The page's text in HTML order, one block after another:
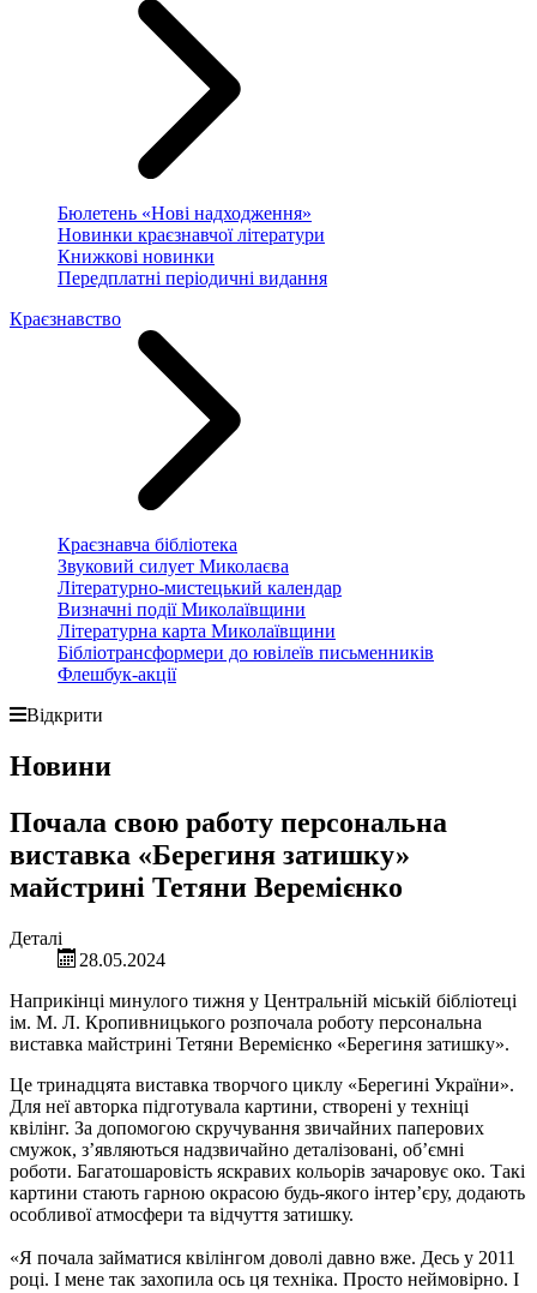
Бюлетень «Нові надходження»
Новинки краєзнавчої літератури
Книжкові новинки
Передплатні періодичні видання
Краєзнавство
Краєзнавча бібліотека
Звуковий силует Миколаєва
Літературно-мистецький календар
Визначні події Миколаївщини
Літературна карта Миколаївщини
Бібліотрансформери до ювілеїв письменників
Флешбук-акції
Відкрити
Новини
Почала свою работу персональна
виставка «Берегиня затишку»
майстрині Тетяни Веремієнко
Деталі
28.05.2024
Наприкінці минулого тижня у Центральній міській бібліотеці
ім. М. Л. Кропивницького розпочала роботу персональна
виставка майстрині Тетяни Веремієнко «Берегиня затишку».
Це тринадцята виставка творчого циклу «Берегині України».
Для неї авторка підготувала картини, створені у техніці
квілінг. За допомогою скручування звичайних паперових
смужок, з’являються надзвичайно деталізовані, об’ємні
роботи. Багатошаровість яскравих кольорів зачаровує око. Такі
картини стають гарною окрасою будь-якого інтер’єру, додають
особливої атмосфери та відчуття затишку.
«Я почала займатися квілінгом доволі давно вже. Десь у 2011
році. І мене так захопила ось ця техніка. Просто неймовірно. І